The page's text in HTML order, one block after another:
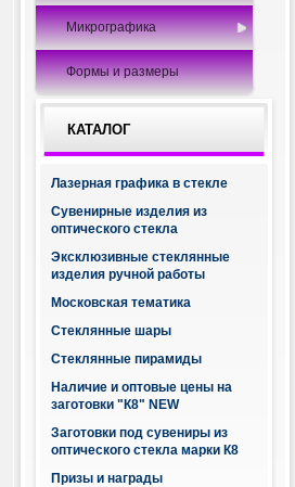
Микрографика
Формы и размеры
КАТАЛОГ
Лазерная графика в стекле
Сувенирные изделия из
оптического стекла
Эксклюзивные стеклянные
изделия ручной работы
Московская тематика
Стеклянные шары
Стеклянные пирамиды
Наличие и оптовые цены на
заготовки "К8" NEW
Заготовки под сувениры из
оптического стекла марки К8
Призы и награды